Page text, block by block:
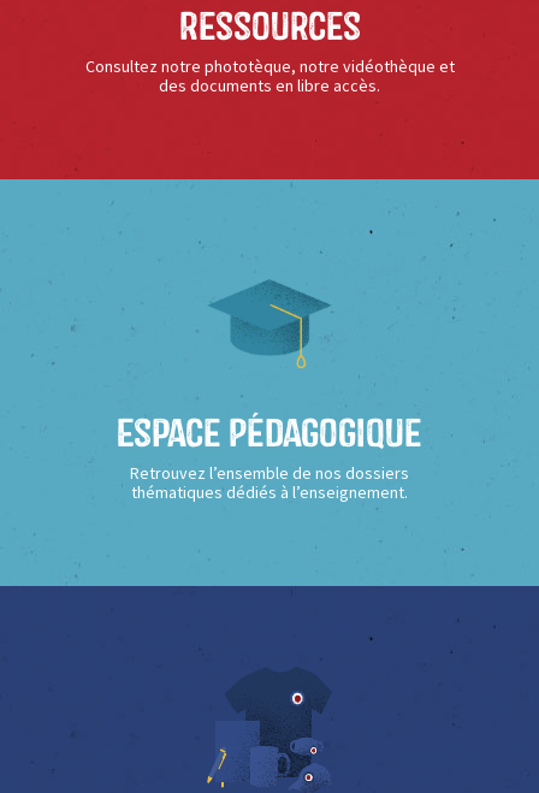
Ressources
Consultez notre phototèque, notre vidéothèque et
des documents en libre accès.
Espace Pédagogique
Retrouvez l’ensemble de nos dossiers
thématiques dédiés à l’enseignement.